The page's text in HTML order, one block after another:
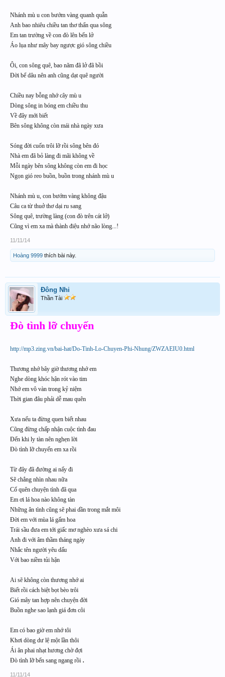
Nhánh mù u con bướm vàng quanh quẫn
Anh bao nhiêu chiều tan thơ thẩn qua sông
Em tan trường về con đò lên bến lở
Áo lụa như mây bay ngược gió sông chiều
Ôi, con sông quê, bao năm đã lở đã bồi
Đời bể dâu nên anh cũng dạt quê người
Chiều nay bỗng nhớ cây mù u
Dòng sông in bóng em chiều thu
Về đây mới biết
Bên sông không còn mái nhà ngày xưa
Sóng đời cuốn trôi lỡ rồi sông bên đó
Nhà em đã bỏ làng đi mãi không về
Mỗi ngày bên sông không còn em đi học
Ngọn gió reo buồn, buồn trong nhánh mù u
Nhánh mù u, con bướm vàng không đậu
Câu ca từ thuở thơ dại ru sang
Sông quê, trường làng (con đò trên cát lở)
Cũng vì em xa mà thành điệu nhớ não lòng...!
11/11/14
Hoàng 9999 thích bài này.
Đông Nhi
Thần Tài
Đò tình lỡ chuyến
http://mp3.zing.vn/bai-hat/Do-Tinh-Lo-Chuyen-Phi-Nhung/ZWZAEIU0.html
Thương nhớ bây giờ thương nhớ em
Nghe dòng khóc hận rót vào tim
Nhớ em vô vàn trong kỷ niệm
Thời gian đâu phải dễ mau quên
Xưa nếu ta đừng quen biết nhau
Cũng đừng chấp nhận cuộc tình đau
Đến khi ly tàn nên nghẹn lời
Đò tình lỡ chuyến em xa rồi
Từ đây đã đường ai nấy đi
Sẽ chẳng nhìn nhau nữa
Cố quên chuyện tình đã qua
Em ơi lá hoa nào không tàn
Những ân tình cũng sẽ phai dần trong mắt môi
Đời em với mùa lá gấm hoa
Trái sầu đưa em tới giấc mơ nghèo xưa sá chi
Anh đi với âm thầm tháng ngày
Nhắc tên người yêu dấu
Với bao niềm tủi hận
Ai sẽ không còn thương nhớ ai
Biết rồi cách biệt bọt bèo trôi
Gió mây tan hợp nên chuyện đời
Buồn nghe sao lạnh giá đơn côi
Em có bao giờ em nhớ tôi
Khơi dòng dư lệ một lần thôi
Ái ân phai nhạt hương chờ đợi
Đò tình lỡ bến sang ngang rồi .
11/11/14